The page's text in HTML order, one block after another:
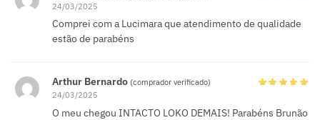
24/03/2025
Comprei com a Lucimara que atendimento de qualidade
estão de parabéns
Arthur Bernardo (comprador verificado)
24/03/2025
O meu chegou INTACTO LOKO DEMAIS! Parabéns Brunão